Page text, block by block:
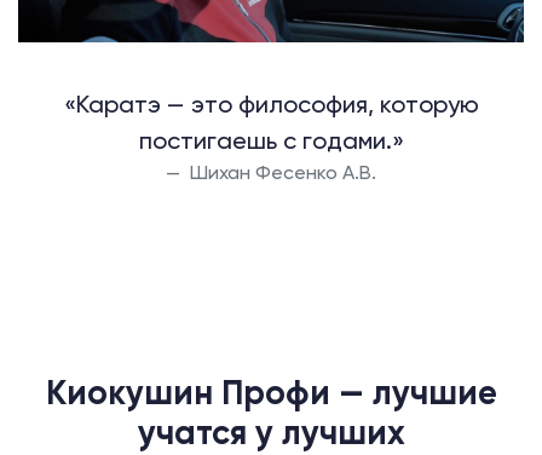
«Каратэ — это философия, которую
постигаешь с годами.»
Шихан Фесенко А.В.
Киокушин Профи — лучшие
учатся у лучших